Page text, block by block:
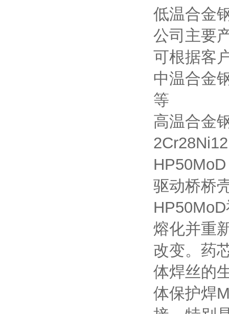
低温合金
公司主要
可根据客
中温合金
等
高温合金
驱动桥桥
熔化并重
改变。药
体焊丝的
体保护焊